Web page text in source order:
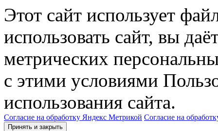
Этот сайт использует
использовать сайт, вы
метрических
с этими условиями
использования сайта.
Согласие на обработку Яндекс Метрикой Согласие на
Принять и закрыть